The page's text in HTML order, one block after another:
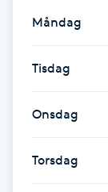
Måndag
Tisdag
Onsdag
Torsdag